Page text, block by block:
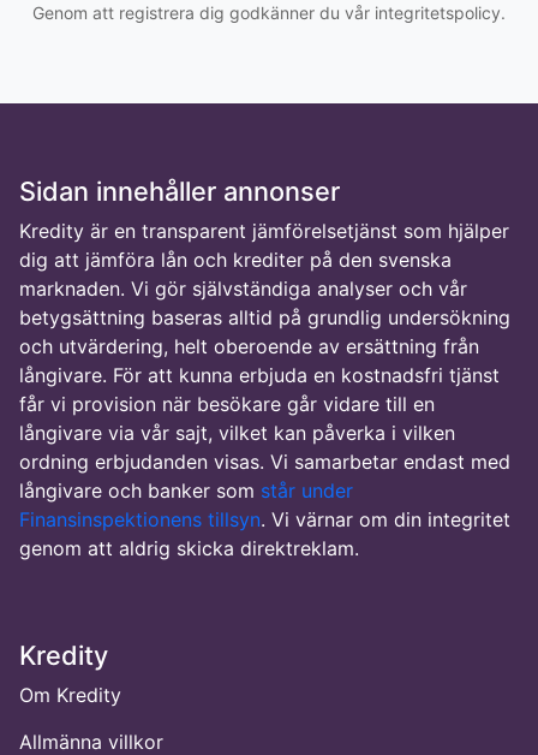
Genom att registrera dig godkänner du vår integritetspolicy.
Sidan innehåller annonser
Kredity är en transparent jämförelsetjänst som hjälper
dig att jämföra lån och krediter på den svenska
marknaden. Vi gör självständiga analyser och vår
betygsättning baseras alltid på grundlig undersökning
och utvärdering, helt oberoende av ersättning från
långivare. För att kunna erbjuda en kostnadsfri tjänst
får vi provision när besökare går vidare till en
långivare via vår sajt, vilket kan påverka i vilken
ordning erbjudanden visas. Vi samarbetar endast med
långivare och banker som står under
Finansinspektionens tillsyn. Vi värnar om din integritet
genom att aldrig skicka direktreklam.
Kredity
Om Kredity
Allmänna villkor